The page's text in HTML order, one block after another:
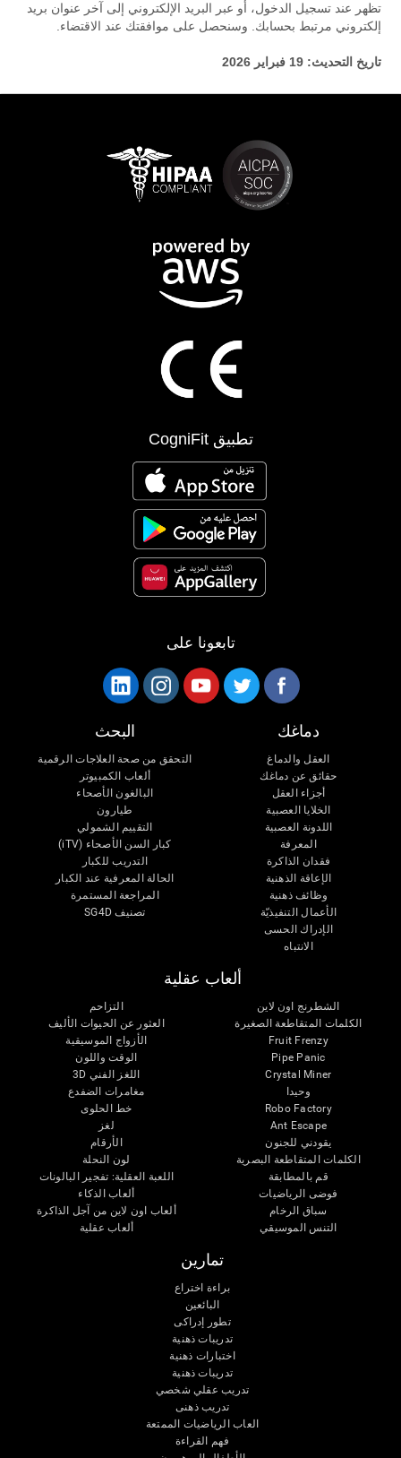
تظهر عند تسجيل الدخول، أو عبر البريد الإلكتروني إلى آخر عنوان بريد
إلكتروني مرتبط بحسابك. وسنحصل على موافقتك عند الاقتضاء.
تاريخ التحديث: 19 فبراير 2026
تطبيق CogniFit
تابعونا على
دماغك
العقل والدماغ
حقائق عن دماغك
أجزاء العقل
الخلايا العصبية
اللدونة العصبية
المعرفة
فقدان الذاكرة
الإعاقة الذهنية
وظائف ذهنية
الأعمال التنفيذيّة
الإدراك الحسى
الانتباه
البحث
التحقق من صحة العلاجات الرقمية
ألعاب الكمبيوتر
البالغون الأصحاء
طيارون
التقييم الشمولي
كبار السن الأصحاء (iTV)
التدريب للكبار
الحالة المعرفية عند الكبار
المراجعة المستمرة
تصنيف SG4D
ألعاب عقلية
الشطرنج اون لاين
الكلمات المتقاطعة الصغيرة
Fruit Frenzy
Pipe Panic
Crystal Miner
وحيدا
Robo Factory
Ant Escape
يقودني للجنون
الكلمات المتقاطعة البصرية
قم بالمطابقة
فوضى الرياضيات
سباق الرخام
التنس الموسيقي
التزاحم
العثور عن الحيوات الأليف
الأزواج الموسيقية
الوقت واللون
اللغز الفني 3D
مغامرات الضفدع
خط الحلوى
لغز
الأرقام
لون النحلة
اللعبة العقلية: تفجير البالونات
ألعاب الذكاء
ألعاب اون لاين من آجل الذاكرة
ألعاب عقلية
تمارين
براءة اختراع
البائعين
تطور إدراكى
تدريبات ذهنية
اختبارات ذهنية
تدريبات ذهنية
تدريب عقلي شخصي
تدريب ذهنى
العاب الرياضيات الممتعة
فهم القراءة